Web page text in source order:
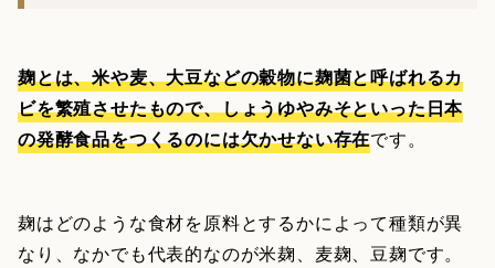
麹とは、米や麦、大豆などの穀物に麹菌と呼ばれるカ
ビを繁殖させたもので、しょうゆやみそといった日本
の発酵食品をつくるのには欠かせない存在です。
麹はどのような食材を原料とするかによって種類が異
なり、なかでも代表的なのが米麹、麦麹、豆麹です。